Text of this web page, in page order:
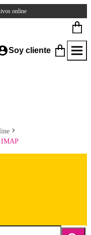
online
Soy cliente
IMAP